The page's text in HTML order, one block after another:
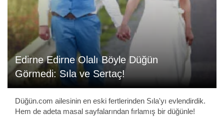
Edirne Edirne Olalı Böyle Düğün
Görmedi: Sıla ve Sertaç!
Düğün.com ailesinin en eski fertlerinden Sıla'yı evlendirdik.
Hem de adeta masal sayfalarından fırlamış bir düğünle!